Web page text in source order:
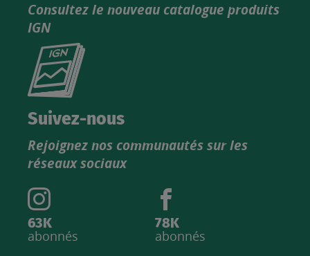
Consultez le nouveau catalogue produits
IGN
Consultez
catalogue
Suivez-nous
Rejoignez nos communautés sur les
réseaux sociaux
63K
abonnés
78K
abonnés